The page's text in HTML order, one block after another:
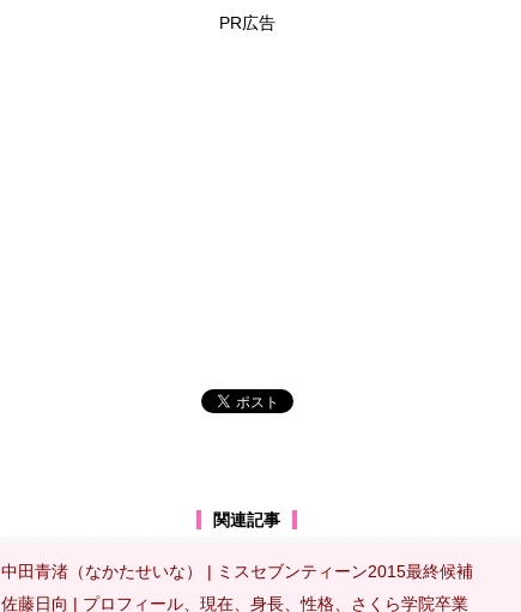
PR広告
関連記事
中田青渚（なかたせいな） | ミスセブンティーン2015最終候補
佐藤日向 | プロフィール、現在、身長、性格、さくら学院卒業